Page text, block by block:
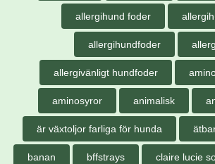
allergihund foder
allergihundfoder
allergivänligt hundfoder
aminosyror animalisk
är växtoljor farliga för hunda
banan bffstrays claire lucie